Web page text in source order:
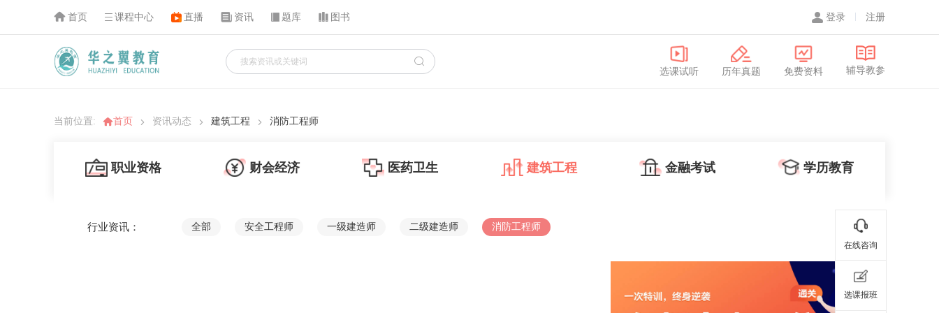
首页 课程中心 直播 资讯 题库 图书 登录 注册
选课试听 历年真题 免费资料 辅导教参
当前位置: 首页 资讯动态 建筑工程 消防工程师
职业资格 财会经济 医药卫生 建筑工程 金融考试 学历教育
行业资讯： 全部 安全工程师 一级建造师 二级建造师 消防工程师
在线咨询
选课报班